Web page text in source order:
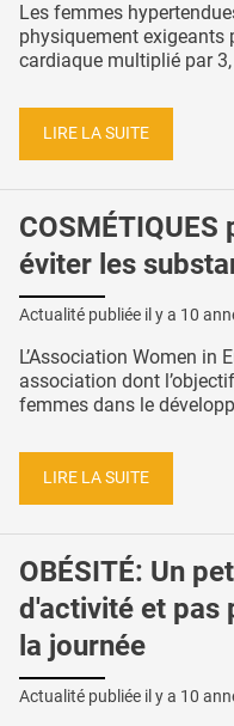
Les femmes
physiquement exigeants
cardiaque multiplié par
LIRE LA SUITE
COSMÉTIQUES
éviter les
Actualité publiée il y a 10
L’Association Women in
association dont
femmes dans le
LIRE LA SUITE
OBÉSITÉ: Un
d'activité et pas
la journée
Actualité publiée il y a 10